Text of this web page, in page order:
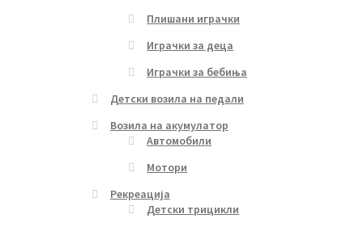
Плишани играчки
Играчки за деца
Играчки за бебиња
Детски возила на педали
Возила на акумулатор
Автомобили
Мотори
Рекреација
Детски трицикли